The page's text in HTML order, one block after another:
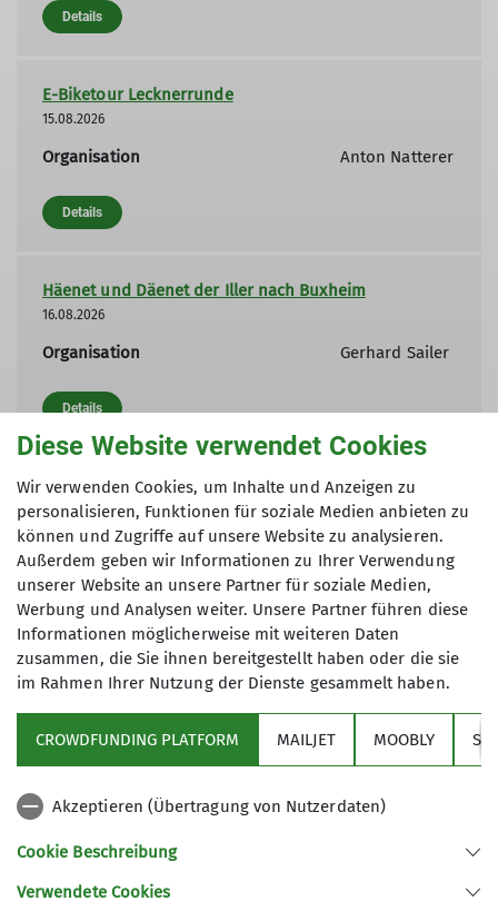
Details
E-Biketour Lecknerrunde
15.08.2026
Organisation Anton Natterer
Details
Häenet und Däenet der Iller nach Buxheim
16.08.2026
Organisation Gerhard Sailer
Details
Rennradtour nach Kloster Ettal
04.09.2026
Organisation Gerhard Sailer
Details
Sektion
Diese Website verwendet Cookies
Wir verwenden Cookies, um Inhalte und Anzeigen zu
personalisieren, Funktionen für soziale Medien anbieten zu
können und Zugriffe auf unsere Website zu analysieren.
Außerdem geben wir Informationen zu Ihrer Verwendung
unserer Website an unsere Partner für soziale Medien,
Werbung und Analysen weiter. Unsere Partner führen diese
Informationen möglicherweise mit weiteren Daten
zusammen, die Sie ihnen bereitgestellt haben oder die sie
im Rahmen Ihrer Nutzung der Dienste gesammelt haben.
CROWDFUNDING PLATFORM MAILJET MOOBLY
Akzeptieren (Übertragung von Nutzerdaten)
Cookie Beschreibung
Verwendete Cookies